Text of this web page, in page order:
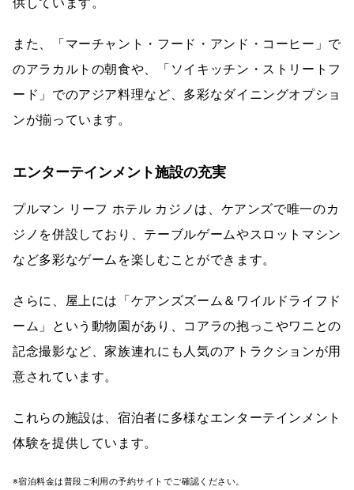
また、「マーチャント・フード・アンド・コーヒー」で
のアラカルトの朝食や、「ソイキッチン・ストリートフ
ード」でのアジア料理など、多彩なダイニングオプショ
ンが揃っています。
エンターテインメント施設の充実
プルマン リーフ ホテル カジノは、ケアンズで唯一のカ
ジノを併設しており、テーブルゲームやスロットマシン
など多彩なゲームを楽しむことができます。
さらに、屋上には「ケアンズズーム＆ワイルドライフド
ーム」という動物園があり、コアラの抱っこやワニとの
記念撮影など、家族連れにも人気のアトラクションが用
意されています。
これらの施設は、宿泊者に多様なエンターテインメント
体験を提供しています。
※宿泊料金は普段ご利用の予約サイトでご確認ください。